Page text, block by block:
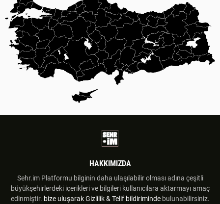
HAKKIMIZDA
Sehr.im Platformu bilginin daha ulaşılabilir olması adına çeşitli
büyükşehirlerdeki içerikleri ve bilgileri kullanıcılara aktarmayı amaç
edinmiştir. bize uluşarak Gizlilik & Telif bildiriminde bulunabilirsiniz.